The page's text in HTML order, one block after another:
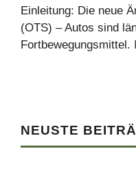
Einleitung: Die neue
(OTS) – Autos sind
NEUSTE